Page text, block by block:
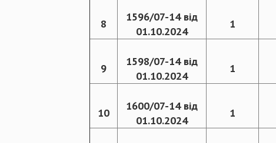
8
1596/07-14 від
01.10.2024
1
9
1598/07-14 від
01.10.2024
1
10
1600/07-14 від
01.10.2024
1